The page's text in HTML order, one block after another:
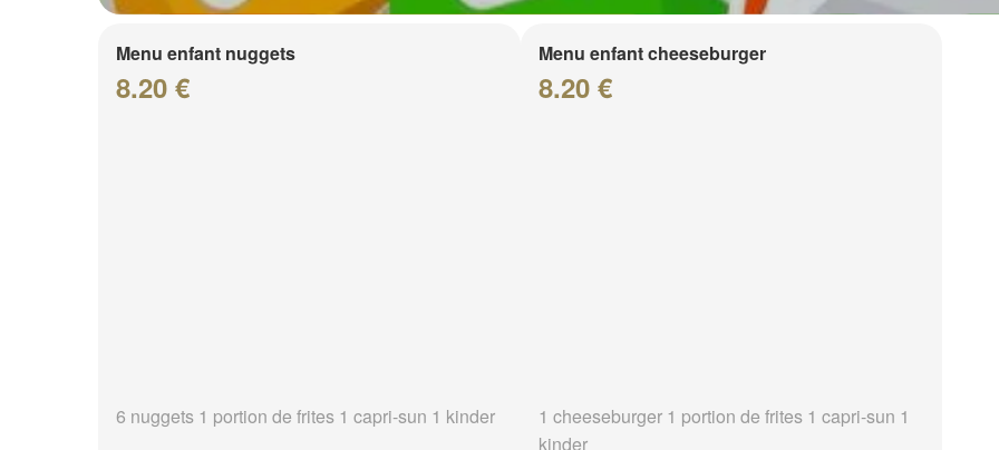
Menu enfant nuggets
8.20 €
6 nuggets 1 portion de frites 1 capri-sun 1 kinder
Menu enfant cheeseburger
8.20 €
1 cheeseburger 1 portion de frites 1 capri-sun 1
kinder